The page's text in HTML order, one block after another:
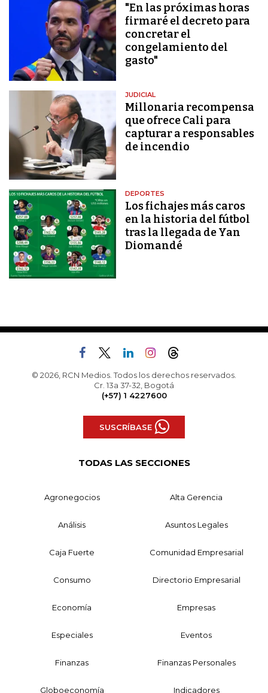
"En las próximas horas
firmaré el decreto para
concretar el
congelamiento del
gasto"
JUDICIAL
Millonaria recompensa
que ofrece Cali para
capturar a responsables
de incendio
DEPORTES
Los fichajes más caros
en la historia del fútbol
tras la llegada de Yan
Diomandé
© 2026, RCN Medios. Todos los derechos reservados.
Cr. 13a 37-32, Bogotá
(+57) 1 4227600
SUSCRÍBASE
TODAS LAS SECCIONES
Agronegocios Alta Gerencia
Análisis Asuntos Legales
Caja Fuerte Comunidad Empresarial
Consumo Directorio Empresarial
Economía Empresas
Especiales Eventos
Finanzas Finanzas Personales
Globoeconomía Indicadores